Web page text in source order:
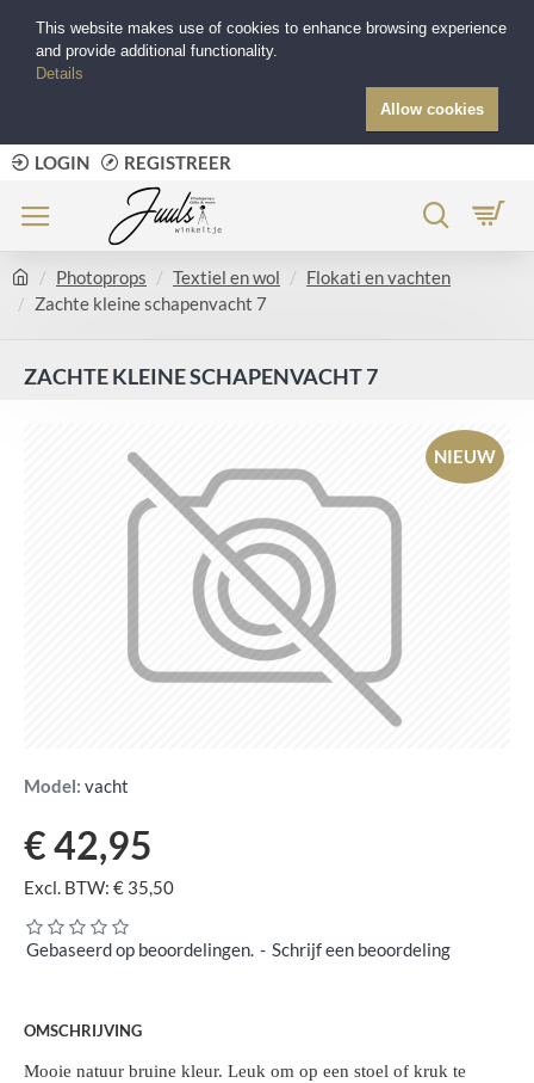
LOGIN REGISTREER
Photoprops Textiel en wol
Flokati en vachten
Zachte kleine schapenvacht 7
ZACHTE KLEINE SCHAPENVACHT 7
NIEUW
Model: vacht
Gebaseerd op beoordelingen. - Schrijf een beoordeling
€ 42,95
Excl. BTW: € 35,50
OMSCHRIJVING
Mooie natuur bruine kleur. Leuk om op een stoel of kruk te
This website makes use of cookies to enhance browsing experience
and provide additional functionality.
Details
Allow cookies